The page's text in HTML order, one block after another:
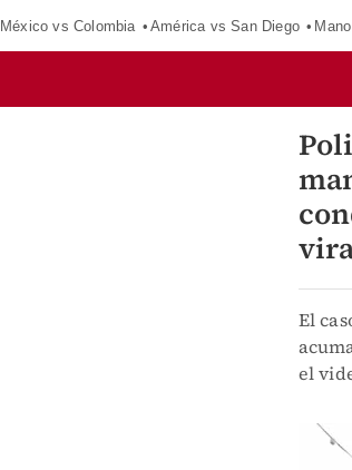
México vs Colombia América vs San Diego
El
el